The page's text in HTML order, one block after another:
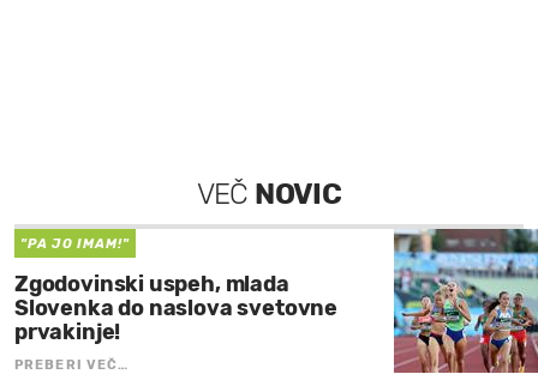
VEČ NOVIC
"PA JO IMAM!"
Zgodovinski uspeh, mlada
Slovenka do naslova svetovne
prvakinje!
PREBERI VEČ…